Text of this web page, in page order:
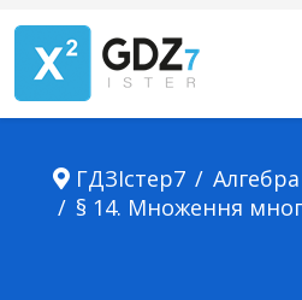
ГДЗІстер7 Алгебра
§ 14. Множення